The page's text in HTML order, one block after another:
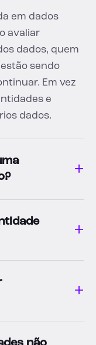
em dados
avaliar
dados, quem
sendo
Em vez
e
dados.